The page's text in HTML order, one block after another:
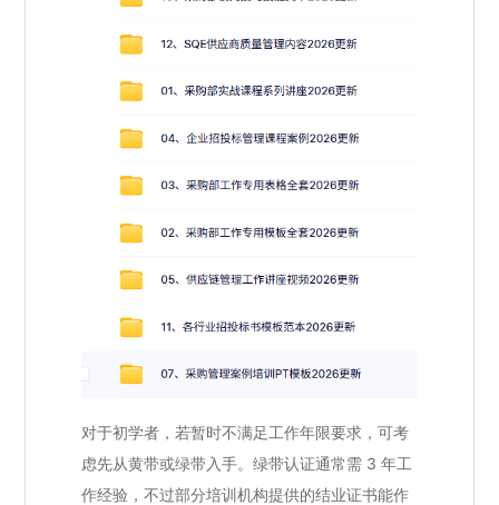
对于初学者，若暂时不满足工作年限要求，可考
虑先从黄带或绿带入手。绿带认证通常需 3 年工
作经验，不过部分培训机构提供的结业证书能作